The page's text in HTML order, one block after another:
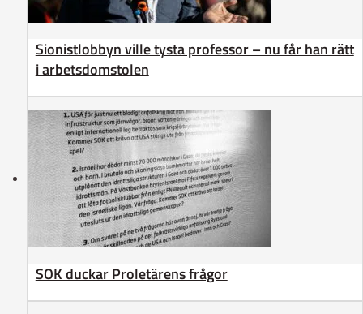
Sionistlobbyn ville tysta professor – nu får han rätt
i arbetsdomstolen
SOK duckar Proletärens frågor